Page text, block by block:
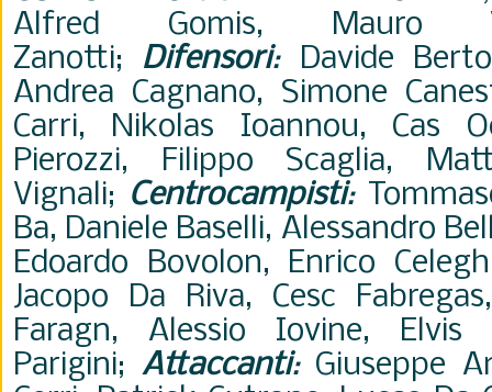
Alfred Gomis, Mauro
Zanotti; Difensori:Davide
Andrea Cagnano, Simone
Carri, Nikolas Ioannou, Cas
Pierozzi, Filippo Scaglia,
Vignali; Centrocampisti:
Ba, Daniele Baselli, Alessandro
Edoardo Bovolon, Enrico
Jacopo Da Riva, Cesc
Faragn, Alessio Iovine, Elvis
Parigini; Attaccanti:Giuseppe